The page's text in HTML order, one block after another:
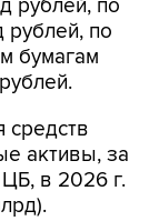
рублей, по
по
бумагам
средств
активы, за
в 2026 г.